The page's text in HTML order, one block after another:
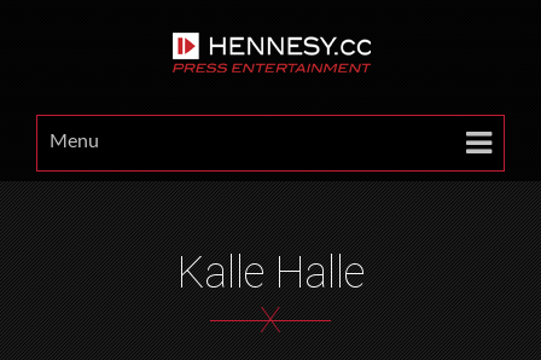
Menu
Kalle Halle
X